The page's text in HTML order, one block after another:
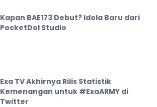
Kapan BAE173 Debut? Idola Baru dari
PocketDol Studio
Exa TV Akhirnya Rilis Statistik
Kemenangan untuk #ExaARMY di
Twitter